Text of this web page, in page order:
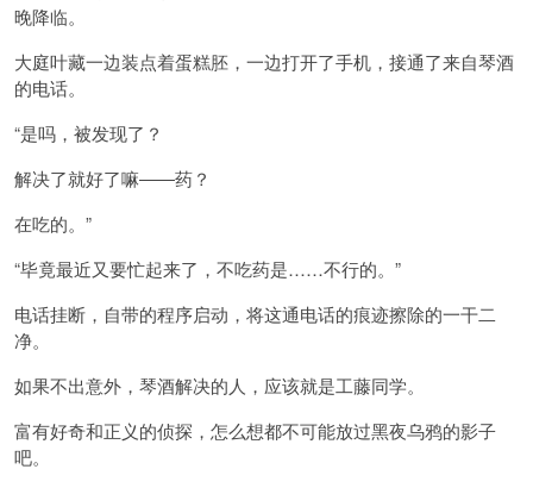
晚降临。
大庭叶藏一边装点着蛋糕胚，一边打开了手机，接通了来自琴酒
的电话。
“是吗，被发现了？
解决了就好了嘛――药？
在吃的。”
“毕竟最近又要忙起来了，不吃药是……不行的。”
电话挂断，自带的程序启动，将这通电话的痕迹擦除的一干二
净。
如果不出意外，琴酒解决的人，应该就是工藤同学。
富有好奇和正义的侦探，怎么想都不可能放过黑夜乌鸦的影子
吧。